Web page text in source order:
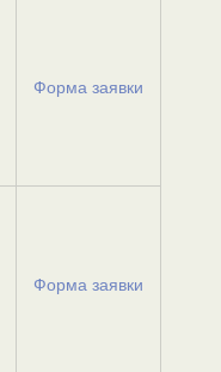
Форма заявки
Форма заявки